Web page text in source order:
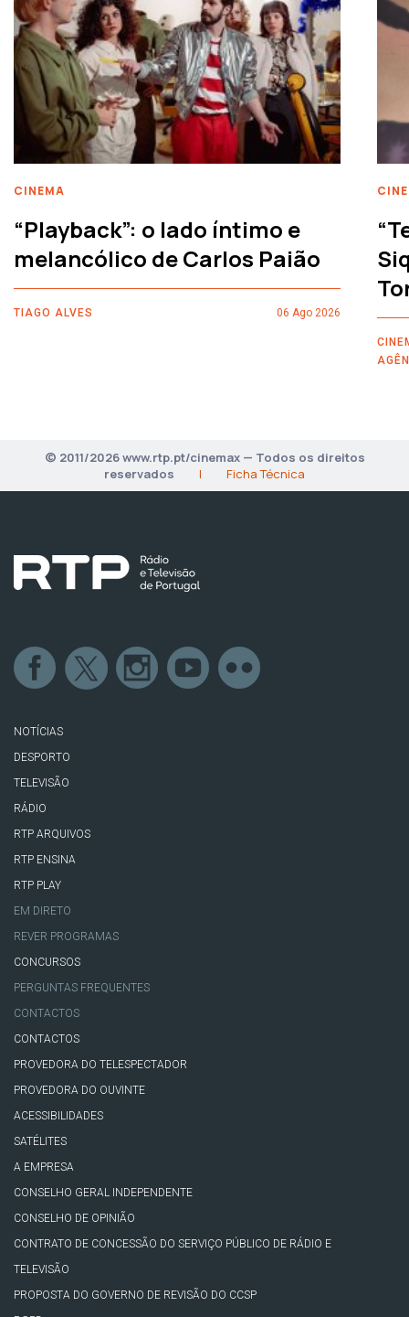
CINEMA
“Playback”: o lado íntimo e
melancólico de Carlos Paião
TIAGO ALVES 06 Ago 2026
© 2011/2026 www.rtp.pt/cinemax — Todos os direitos
reservados
| Ficha Técnica
NOTÍCIAS
DESPORTO
TELEVISÃO
RÁDIO
RTP ARQUIVOS
RTP ENSINA
RTP PLAY
EM DIRETO
REVER PROGRAMAS
CONCURSOS
PERGUNTAS FREQUENTES
CONTACTOS
CONTACTOS
PROVEDORA DO TELESPECTADOR
PROVEDORA DO OUVINTE
ACESSIBILIDADES
SATÉLITES
A EMPRESA
CONSELHO GERAL INDEPENDENTE
CONSELHO DE OPINIÃO
CONTRATO DE CONCESSÃO DO SERVIÇO PÚBLICO DE RÁDIO E
TELEVISÃO
PROPOSTA DO GOVERNO DE REVISÃO DO CCSP